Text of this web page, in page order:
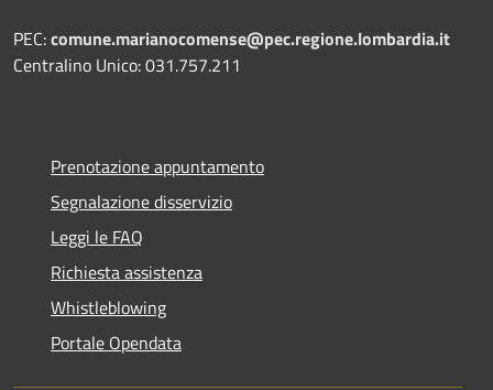
PEC:comune.marianocomense@pec.regione.lombardia.it
Centralino Unico: 031.757.211
Prenotazione appuntamento
Segnalazione disservizio
Leggi le FAQ
Richiesta assistenza
Whistleblowing
Portale Opendata